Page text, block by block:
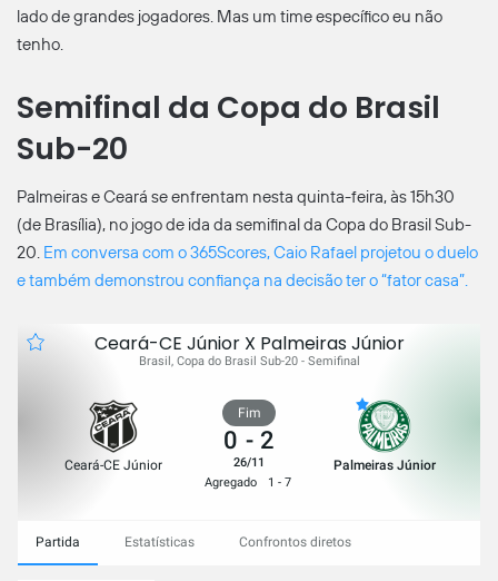
lado de grandes jogadores. Mas um time específico eu não
tenho.
Semifinal da Copa do Brasil
Sub-20
Palmeiras e Ceará se enfrentam nesta quinta-feira, às 15h30
(de Brasília), no jogo de ida da semifinal da Copa do Brasil Sub-
20. Em conversa com o 365Scores, Caio Rafael projetou o duelo
e também demonstrou confiança na decisão ter o “fator casa”.
Ceará-CE Júnior X Palmeiras Júnior
Brasil, Copa do Brasil Sub-20 - Semifinal
Ceará-CE Júnior
Fim
0 - 2
26/11
Agregado
1 - 7
Palmeiras Júnior
Partida Estatísticas Confrontos diretos